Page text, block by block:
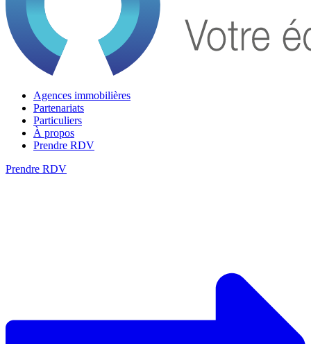
Agences immobilières
Partenariats
Particuliers
À propos
Prendre RDV
Prendre RDV